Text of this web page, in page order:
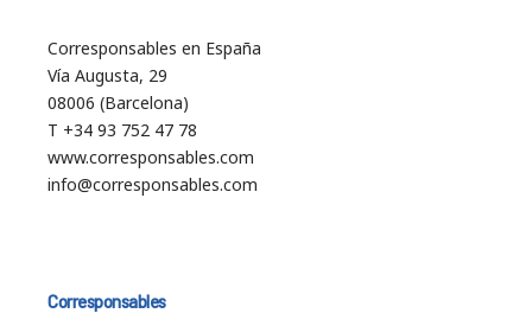
Corresponsables en España
Vía Augusta, 29
08006 (Barcelona)
T +34 93 752 47 78
www.corresponsables.com
info@corresponsables.com
Corresponsables